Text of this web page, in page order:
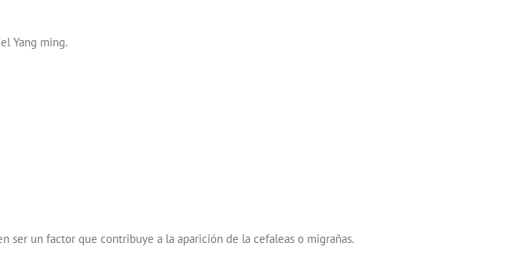
Yang ming.
ser un factor que contribuye a la aparición de la cefaleas o migrañas.